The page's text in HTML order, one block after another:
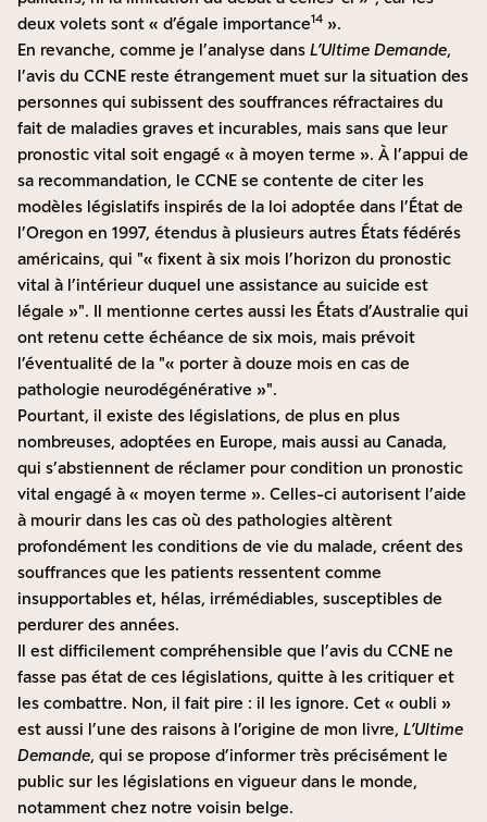
deux volets sont « d’égale importance14 ».
En revanche, comme je l’analyse dans L’Ultime Demande,
l’avis du CCNE reste étrangement muet sur la situation des
personnes qui subissent des souffrances réfractaires du
fait de maladies graves et incurables, mais sans que leur
pronostic vital soit engagé « à moyen terme ». À l’appui de
sa recommandation, le CCNE se contente de citer les
modèles législatifs inspirés de la loi adoptée dans l’État de
l’Oregon en 1997, étendus à plusieurs autres États fédérés
américains, qui
« fixent à six mois l’horizon du pronostic
vital à l’intérieur duquel une assistance au suicide est
légale » . Il mentionne certes aussi les États d’Australie qui
ont retenu cette échéance de six mois, mais prévoit
l’éventualité de la « porter à douze mois en cas de
pathologie neurodégénérative » .
Pourtant, il existe des législations, de plus en plus
nombreuses, adoptées en Europe, mais aussi au Canada,
qui s’abstiennent de réclamer pour condition un pronostic
vital engagé à « moyen terme ». Celles-ci autorisent l’aide
à mourir dans les cas où des pathologies altèrent
profondément les conditions de vie du malade, créent des
souffrances que les patients ressentent comme
insupportables et, hélas, irrémédiables, susceptibles de
perdurer des années.
Il est difficilement compréhensible que l’avis du CCNE ne
fasse pas état de ces législations, quitte à les critiquer et
les combattre. Non, il fait pire : il les ignore. Cet « oubli »
est aussi l’une des raisons à l’origine de mon livre, L’Ultime
Demande, qui se propose d’informer très précisément le
public sur les législations en vigueur dans le monde,
notamment chez notre voisin belge.